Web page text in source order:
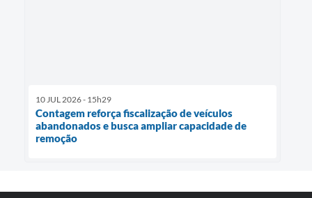
10 JUL 2026 - 15h29
Contagem reforça fiscalização de veículos
abandonados e busca ampliar capacidade de
remoção